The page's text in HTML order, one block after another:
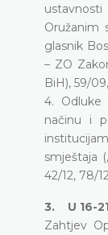
Oružanim
glasnik
– ZO
BiH), 59/
4. Odluke
načinu i
smještaja
42/12, 78/
3. U 16-
Zahtjev